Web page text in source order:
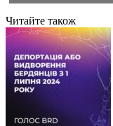
Читайте також